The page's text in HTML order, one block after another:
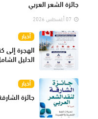
جائزة الشعر العربي
07 أغسطس 2026
أخبار
الدليل الشامل
أخبار
جائزة